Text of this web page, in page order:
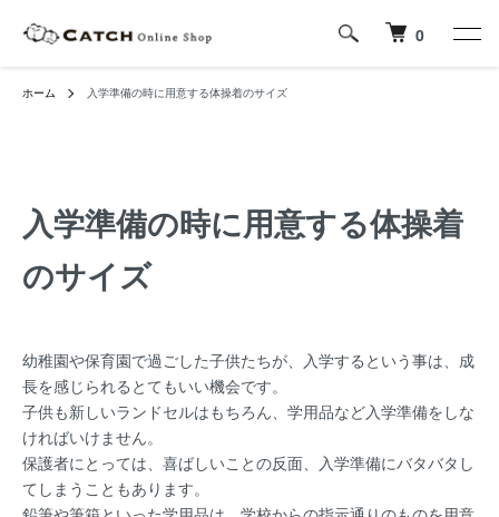
0
ホーム 入学準備の時に用意する体操着のサイズ
入学準備の時に用意する体操着
のサイズ
幼稚園や保育園で過ごした子供たちが、入学するという事は、成
長を感じられるとてもいい機会です。
子供も新しいランドセルはもちろん、学用品など入学準備をしな
ければいけません。
保護者にとっては、喜ばしいことの反面、入学準備にバタバタし
てしまうこともあります。